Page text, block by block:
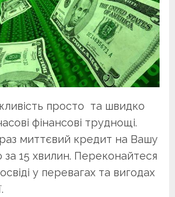
просто та швидко
фінансові труднощі.
миттєвий кредит на Вашу
за 15 хвилин. Переконайтеся
у перевагах та вигодах